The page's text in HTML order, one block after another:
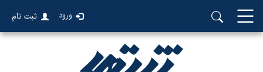
ورود ثبت نام